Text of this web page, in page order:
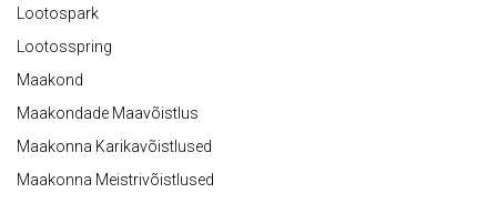
Lootospark
Lootosspring
Maakond
Maakondade Maavõistlus
Maakonna Karikavõistlused
Maakonna Meistrivõistlused